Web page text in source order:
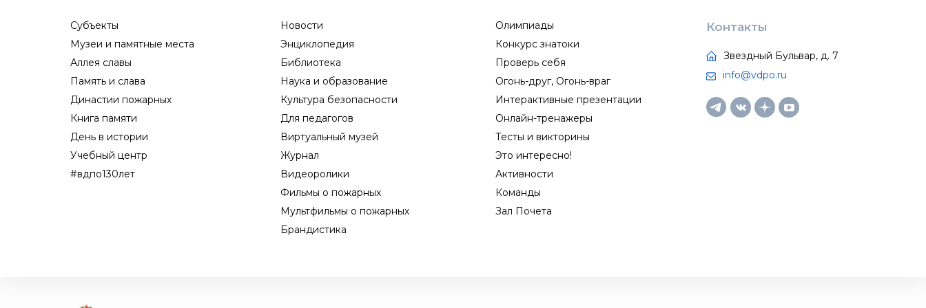
Субъекты
Музеи и памятные места
Аллея славы
Память и слава
Династии пожарных
Книга памяти
День в истории
Учебный центр
#вдпо130лет
Новости
Энциклопедия
Библиотека
Наука и образование
Культура безопасности
Для педагогов
Виртуальный музей
Журнал
Видеоролики
Фильмы о пожарных
Мультфильмы о пожарных
Брандистика
Олимпиады
Конкурс знатоки
Проверь себя
Огонь-друг, Огонь-враг
Интерактивные презентации
Онлайн-тренажеры
Тесты и викторины
Это интересно!
Активности
Команды
Зал Почета
Контакты
Звездный Бульвар, д. 7
info@vdpo.ru